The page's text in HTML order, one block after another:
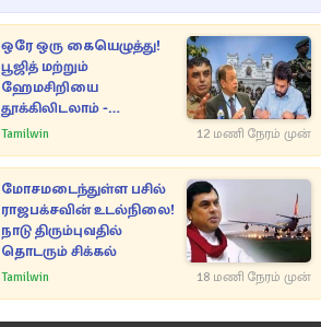
ஒரே ஒரு கையெழுத்து!
பூஜித் மற்றும்
ஹேமசிறியை
தூக்கிலிடலாம் -
அநுரவுக்குச் சென்ற
Tamilwin 12 மணி நேரம் முன்
மோசமடைந்துள்ள பசில்
ராஜபக்சவின் உடல்நிலை!
நாடு திரும்புவதில்
தொடரும் சிக்கல்
Tamilwin 18 மணி நேரம் முன்